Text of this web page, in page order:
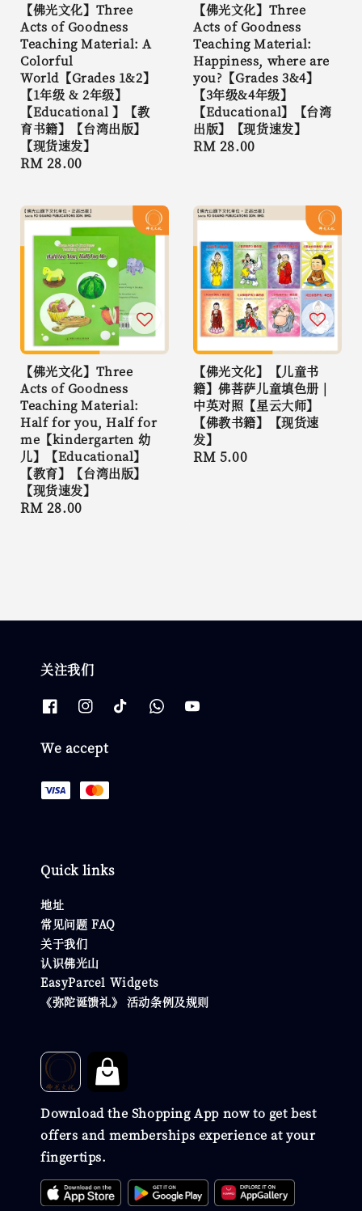
【佛光文化】Three
Acts of Goodness
Teaching Material: A
Colorful
World【Grades 1&2】
【1年级 & 2年级】
【Educational 】【教
育书籍】【台湾出版】
【现货速发】
Regular
RM 28.00
【佛光文化】Three
Acts of Goodness
Teaching Material:
Happiness, where are
you?【Grades 3&4】
【3年级&4年级】
【Educational】【台湾
出版】【现货速发】
Regular
RM 28.00
【佛光文化】Three
Acts of Goodness
Teaching Material:
Half for you, Half for
me【kindergarten 幼
儿】【Educational】
【教育】【台湾出版】
【现货速发】
Regular
RM 28.00
【佛光文化】【儿童书
籍】佛菩萨儿童填色册 |
中英对照【星云大师】
【佛教书籍】【现货速
发】
Regular
RM 5.00
关注我们
We accept
Quick links
地址
常见问题 FAQ
关于我们
认识佛光山
EasyParcel Widgets
《弥陀诞馈礼》 活动条例及规则
Download the Shopping App now to get best
offers and memberships experience at your
fingertips.